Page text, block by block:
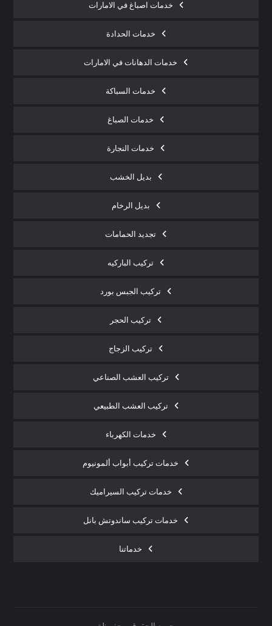
خدمات اصباغ في الامارات
خدمات الحدادة
خدمات الدهانات في الامارات
خدمات السباكة
خدمات الصباغ
خدمات النجارة
بديل الخشب
بديل الرخام
تجديد الحمامات
تركيب الباركيه
تركيب الجبس بورد
تركيب الحجر
تركيب الزجاج
تركيب العشب الصناعي
تركيب العشب الطبيعي
خدمات الكهرباء
خدمات تركيب أبواب ألمونيوم
خدمات تركيب السيراميك
خدمات تركيب ساندوتش بانل
خدماتنا